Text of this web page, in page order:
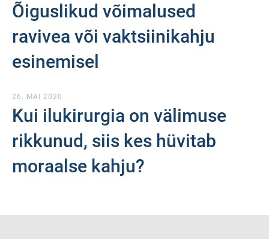
Õiguslikud võimalused
ravivea või vaktsiinikahju
esinemisel
26. MAI 2020
Kui ilukirurgia on välimuse
rikkunud, siis kes hüvitab
moraalse kahju?